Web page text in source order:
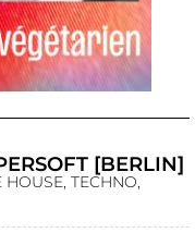
[BERLIN]
TECHNO,